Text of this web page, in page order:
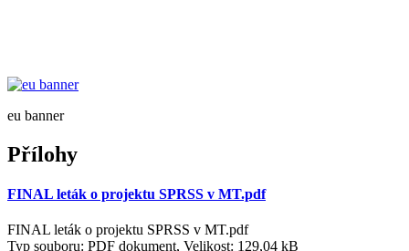
eu banner
Přílohy
FINAL leták o projektu SPRSS v MT.pdf
FINAL leták o projektu SPRSS v MT.pdf
Typ souboru: PDF dokument, Velikost: 129,04 kB